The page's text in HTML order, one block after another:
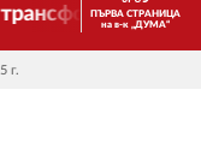
И
ПЪРВА СТРАНИЦА
на в-к „ДУМА“
г.